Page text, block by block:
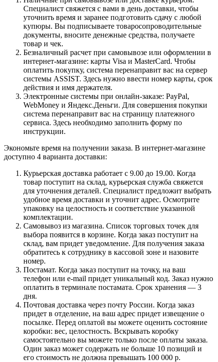
Специалист свяжется с вами в день доставки, чтобы
уточнить время и заранее подготовить сдачу с любой
купюры. Вы подписываете товаросопроводительные
документы, вносите денежные средства, получаете
товар и чек.
Безналичный расчет при самовывозе или оформлении в
интернет-магазине: карты Visa и MasterCard. Чтобы
оплатить покупку, система перенаправит вас на сервер
системы ASSIST. Здесь нужно ввести номер карты, срок
действия и имя держателя.
Электронные системы при онлайн-заказе: PayPal,
WebMoney и Яндекс.Деньги. Для совершения покупки
система перенаправит вас на страницу платежного
сервиса. Здесь необходимо заполнить форму по
инструкции.
Экономьте время на получении заказа. В интернет-магазине
доступно 4 варианта доставки:
Курьерская доставка работает с 9.00 до 19.00. Когда
товар поступит на склад, курьерская служба свяжется
для уточнения деталей. Специалист предложит выбрать
удобное время доставки и уточнит адрес. Осмотрите
упаковку на целостность и соответствие указанной
комплектации.
Самовывоз из магазина. Список торговых точек для
выбора появится в корзине. Когда заказ поступит на
склад, вам придет уведомление. Для получения заказа
обратитесь к сотруднику в кассовой зоне и назовите
номер.
Постамат. Когда заказ поступит на точку, на ваш
телефон или e-mail придет уникальный код. Заказ нужно
оплатить в терминале постамата. Срок хранения — 3
дня.
Почтовая доставка через почту России. Когда заказ
придет в отделение, на ваш адрес придет извещение о
посылке. Перед оплатой вы можете оценить состояние
коробки: вес, целостность. Вскрывать коробку
самостоятельно вы можете только после оплаты заказа.
Один заказ может содержать не больше 10 позиций и
его стоимость не должна превышать 100 000 р.